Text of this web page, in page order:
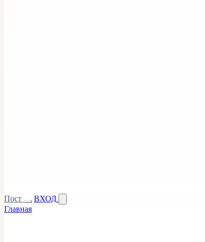
Пост
ВХОД
Главная